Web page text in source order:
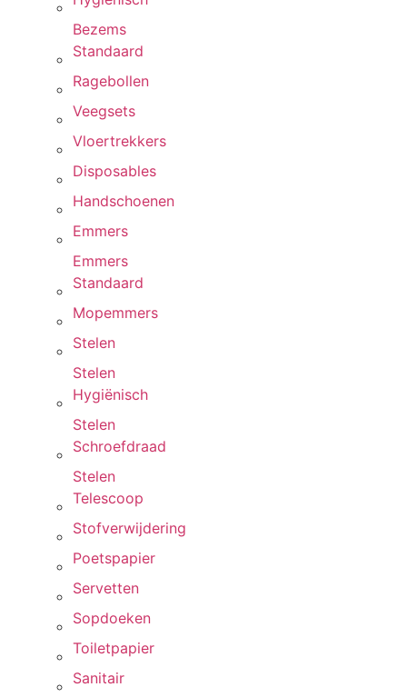
Bezems
Standaard
Ragebollen
Veegsets
Vloertrekkers
Disposables
Handschoenen
Emmers
Emmers
Standaard
Mopemmers
Stelen
Stelen
Hygiënisch
Stelen
Schroefdraad
Stelen
Telescoop
Stofverwijdering
Poetspapier
Servetten
Sopdoeken
Toiletpapier
Sanitair